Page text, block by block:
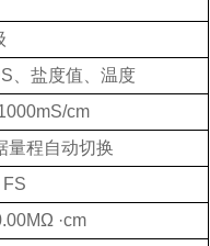
、盐度值、温度
cm
量程自动切换
FS
·cm